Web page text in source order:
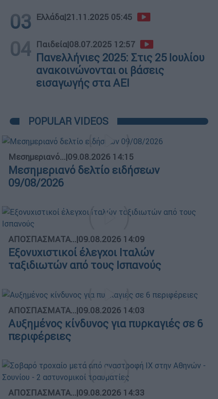
03 Ελλάδα|21.11.2025 05:45
04 Παιδεία|08.07.2025 12:57
Πανελλήνιες 2025: Στις 25 Ιουλίου
ανακοινώνονται οι βάσεις
εισαγωγής στα ΑΕΙ
POPULAR VIDEOS
Μεσημεριανό...|09.08.2026 14:15
Μεσημεριανό δελτίο ειδήσεων
09/08/2026
ΑΠΟΣΠΑΣΜΑΤΑ...|09.08.2026 14:09
Εξονυχιστικοί έλεγχοι Ιταλών
ταξιδιωτών από τους Ισπανούς
ΑΠΟΣΠΑΣΜΑΤΑ...|09.08.2026 14:03
Αυξημένος κίνδυνος για πυρκαγιές σε 6
περιφέρειες
ΑΠΟΣΠΑΣΜΑΤΑ...|09.08.2026 14:33